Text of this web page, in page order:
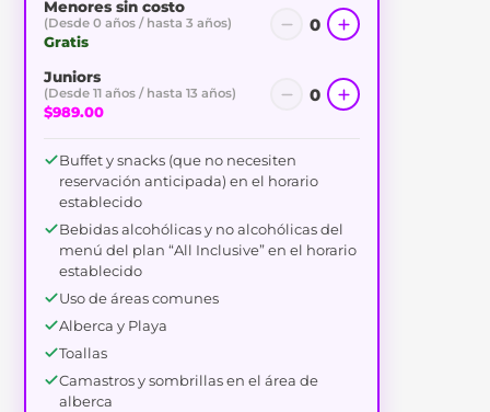
Menores sin costo
(Desde 0 años / hasta 3 años)
Gratis
0
Juniors
(Desde 11 años / hasta 13 años)
$989.00
0
Buffet y snacks (que no necesiten
reservación anticipada) en el horario
establecido
Bebidas alcohólicas y no alcohólicas del
menú del plan “All Inclusive” en el horario
establecido
Uso de áreas comunes
Alberca y Playa
Toallas
Camastros y sombrillas en el área de
alberca